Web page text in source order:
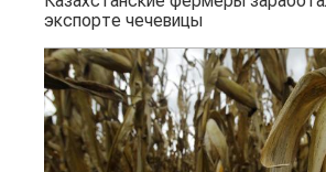
экспорте чечевицы